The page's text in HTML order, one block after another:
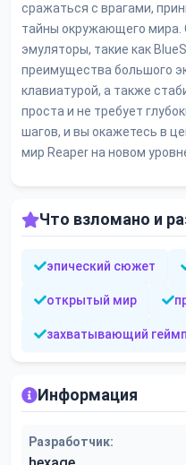
сражаться с врагами,
тайны окружающего мира.
эмуляторы, такие как
преимущества большого
клавиатурой, а также
проста и не требует
шагов, и вы окажетесь в
мир Reaper на новом
Что взломано и
эпический сюжет
открытый мир
захватывающий
Информация
Разработчик: